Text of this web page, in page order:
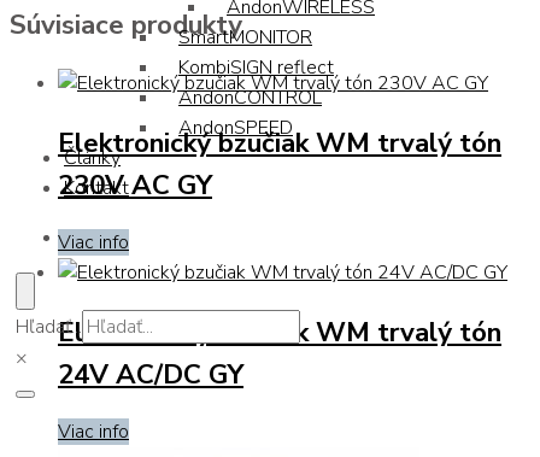
AndonWIRELESS
SmartMONITOR
KombiSIGN reflect
AndonCONTROL
AndonSPEED
Články
Kontakt
Hľadať...
×
Súvisiace produkty
Elektronický bzučiak WM trvalý tón
230V AC GY
Viac info
Elektronický bzučiak WM trvalý tón
24V AC/DC GY
Viac info